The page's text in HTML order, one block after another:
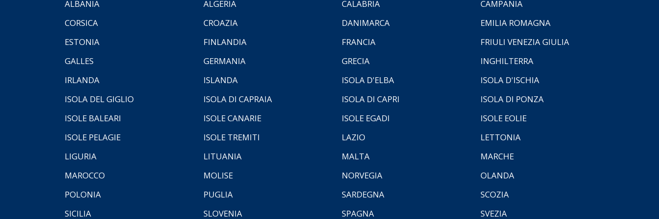
ALBANIA ALGERIA CALABRIA
CAMPANIA
CORSICA
CROAZIA DANIMARCA
EMILIA ROMAGNA
ESTONIA
FINLANDIA FRANCIA
FRIULI VENEZIA GIULIA
GALLES
GERMANIA GRECIA
INGHILTERRA
IRLANDA
ISLANDA ISOLA D'ELBA
ISOLA D'ISCHIA
ISOLA DEL GIGLIO
ISOLA DI CAPRAIA ISOLA DI CAPRI
ISOLA DI PONZA
ISOLE BALEARI
ISOLE CANARIE ISOLE EGADI
ISOLE EOLIE
ISOLE PELAGIE
ISOLE TREMITI LAZIO
LETTONIA
LIGURIA
LITUANIA MALTA
MARCHE
MAROCCO
MOLISE NORVEGIA
OLANDA
POLONIA
PUGLIA SARDEGNA
SCOZIA
SICILIA
SLOVENIA SPAGNA SVEZIA